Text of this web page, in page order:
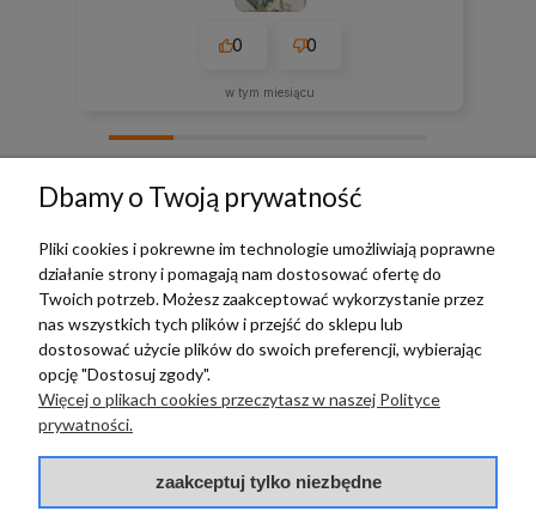
0 0
w tym miesiącu
TERRADECO
BAZA WIEDZY
PŁATNOŚCI I DOSTAWA
Dbamy o Twoją prywatność
Pliki cookies i pokrewne im technologie umożliwiają poprawne
działanie strony i pomagają nam dostosować ofertę do
Twoich potrzeb. Możesz zaakceptować wykorzystanie przez
nas wszystkich tych plików i przejść do sklepu lub
dostosować użycie plików do swoich preferencji, wybierając
opcję "Dostosuj zgody".
Więcej o plikach cookies przeczytasz w naszej Polityce
prywatności.
zaakceptuj tylko niezbędne